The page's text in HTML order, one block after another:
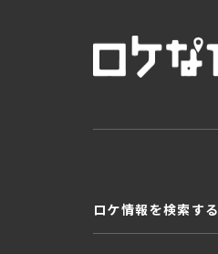
ロケ情報を検索する